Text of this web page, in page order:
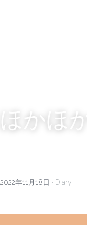
ほかほ
2022年11月18日 · Diary